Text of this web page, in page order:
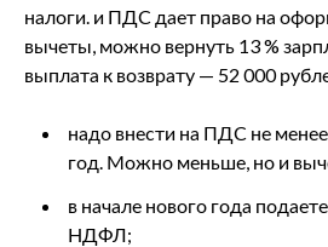
налоги. и ПДС дает право на
вычеты, можно вернуть 13 %
выплата к возврату — 52 000
надо внести на ПДС не
год. Можно меньше, но и
в начале нового года
НДФЛ;